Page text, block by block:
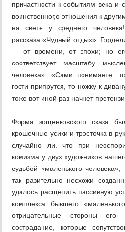
причастности к событиям века и
воинственног,о отношения к
на свете у среднего
рассказа «Чудный отдых».
— от времени, от эпохи; но
соответствует масштабу
человека»: «Сами понимаете:
гости припрутся, то ножку к
тоже вот иной раз начнет
Форма зощенковского сказа
крошечные усики и тросточка в
случайно ли, что при
комизма у двух художников
судьбой «маленького
так разительно несхожи
удалось расщепить пассивную
комплекса бывшего
отрицательные стороны
сострадание, которые